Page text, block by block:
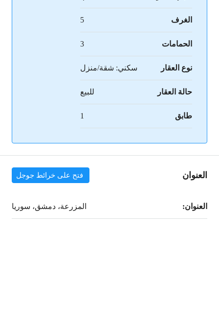
الغرف 5
الحمامات 3
نوع العقار سكني: شقة/منزل
حالة العقار للبيع
طابق 1
العنوان فتح على خرائط جوجل
العنوان: المزرعة، دمشق، سوريا